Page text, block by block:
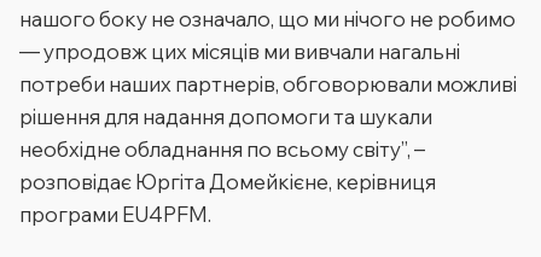
нашого боку не означало, що ми нічого не робимо
— упродовж цих місяців ми вивчали нагальні
потреби наших партнерів, обговорювали можливі
рішення для надання допомоги та шукали
необхідне обладнання по всьому світу”, –
розповідає Юргіта Домейкієне, керівниця
програми EU4PFM.